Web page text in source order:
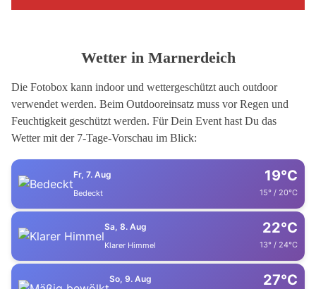
Wetter in Marnerdeich
Die Fotobox kann indoor und wettergeschützt auch outdoor
verwendet werden. Beim Outdooreinsatz muss vor Regen und
Feuchtigkeit geschützt werden. Für Dein Event hast Du das
Wetter mit der 7-Tage-Vorschau im Blick:
Fr, 7. Aug
Bedeckt
19°C
15° / 20°C
Sa, 8. Aug
Klarer Himmel
22°C
13° / 24°C
So, 9. Aug 27°C